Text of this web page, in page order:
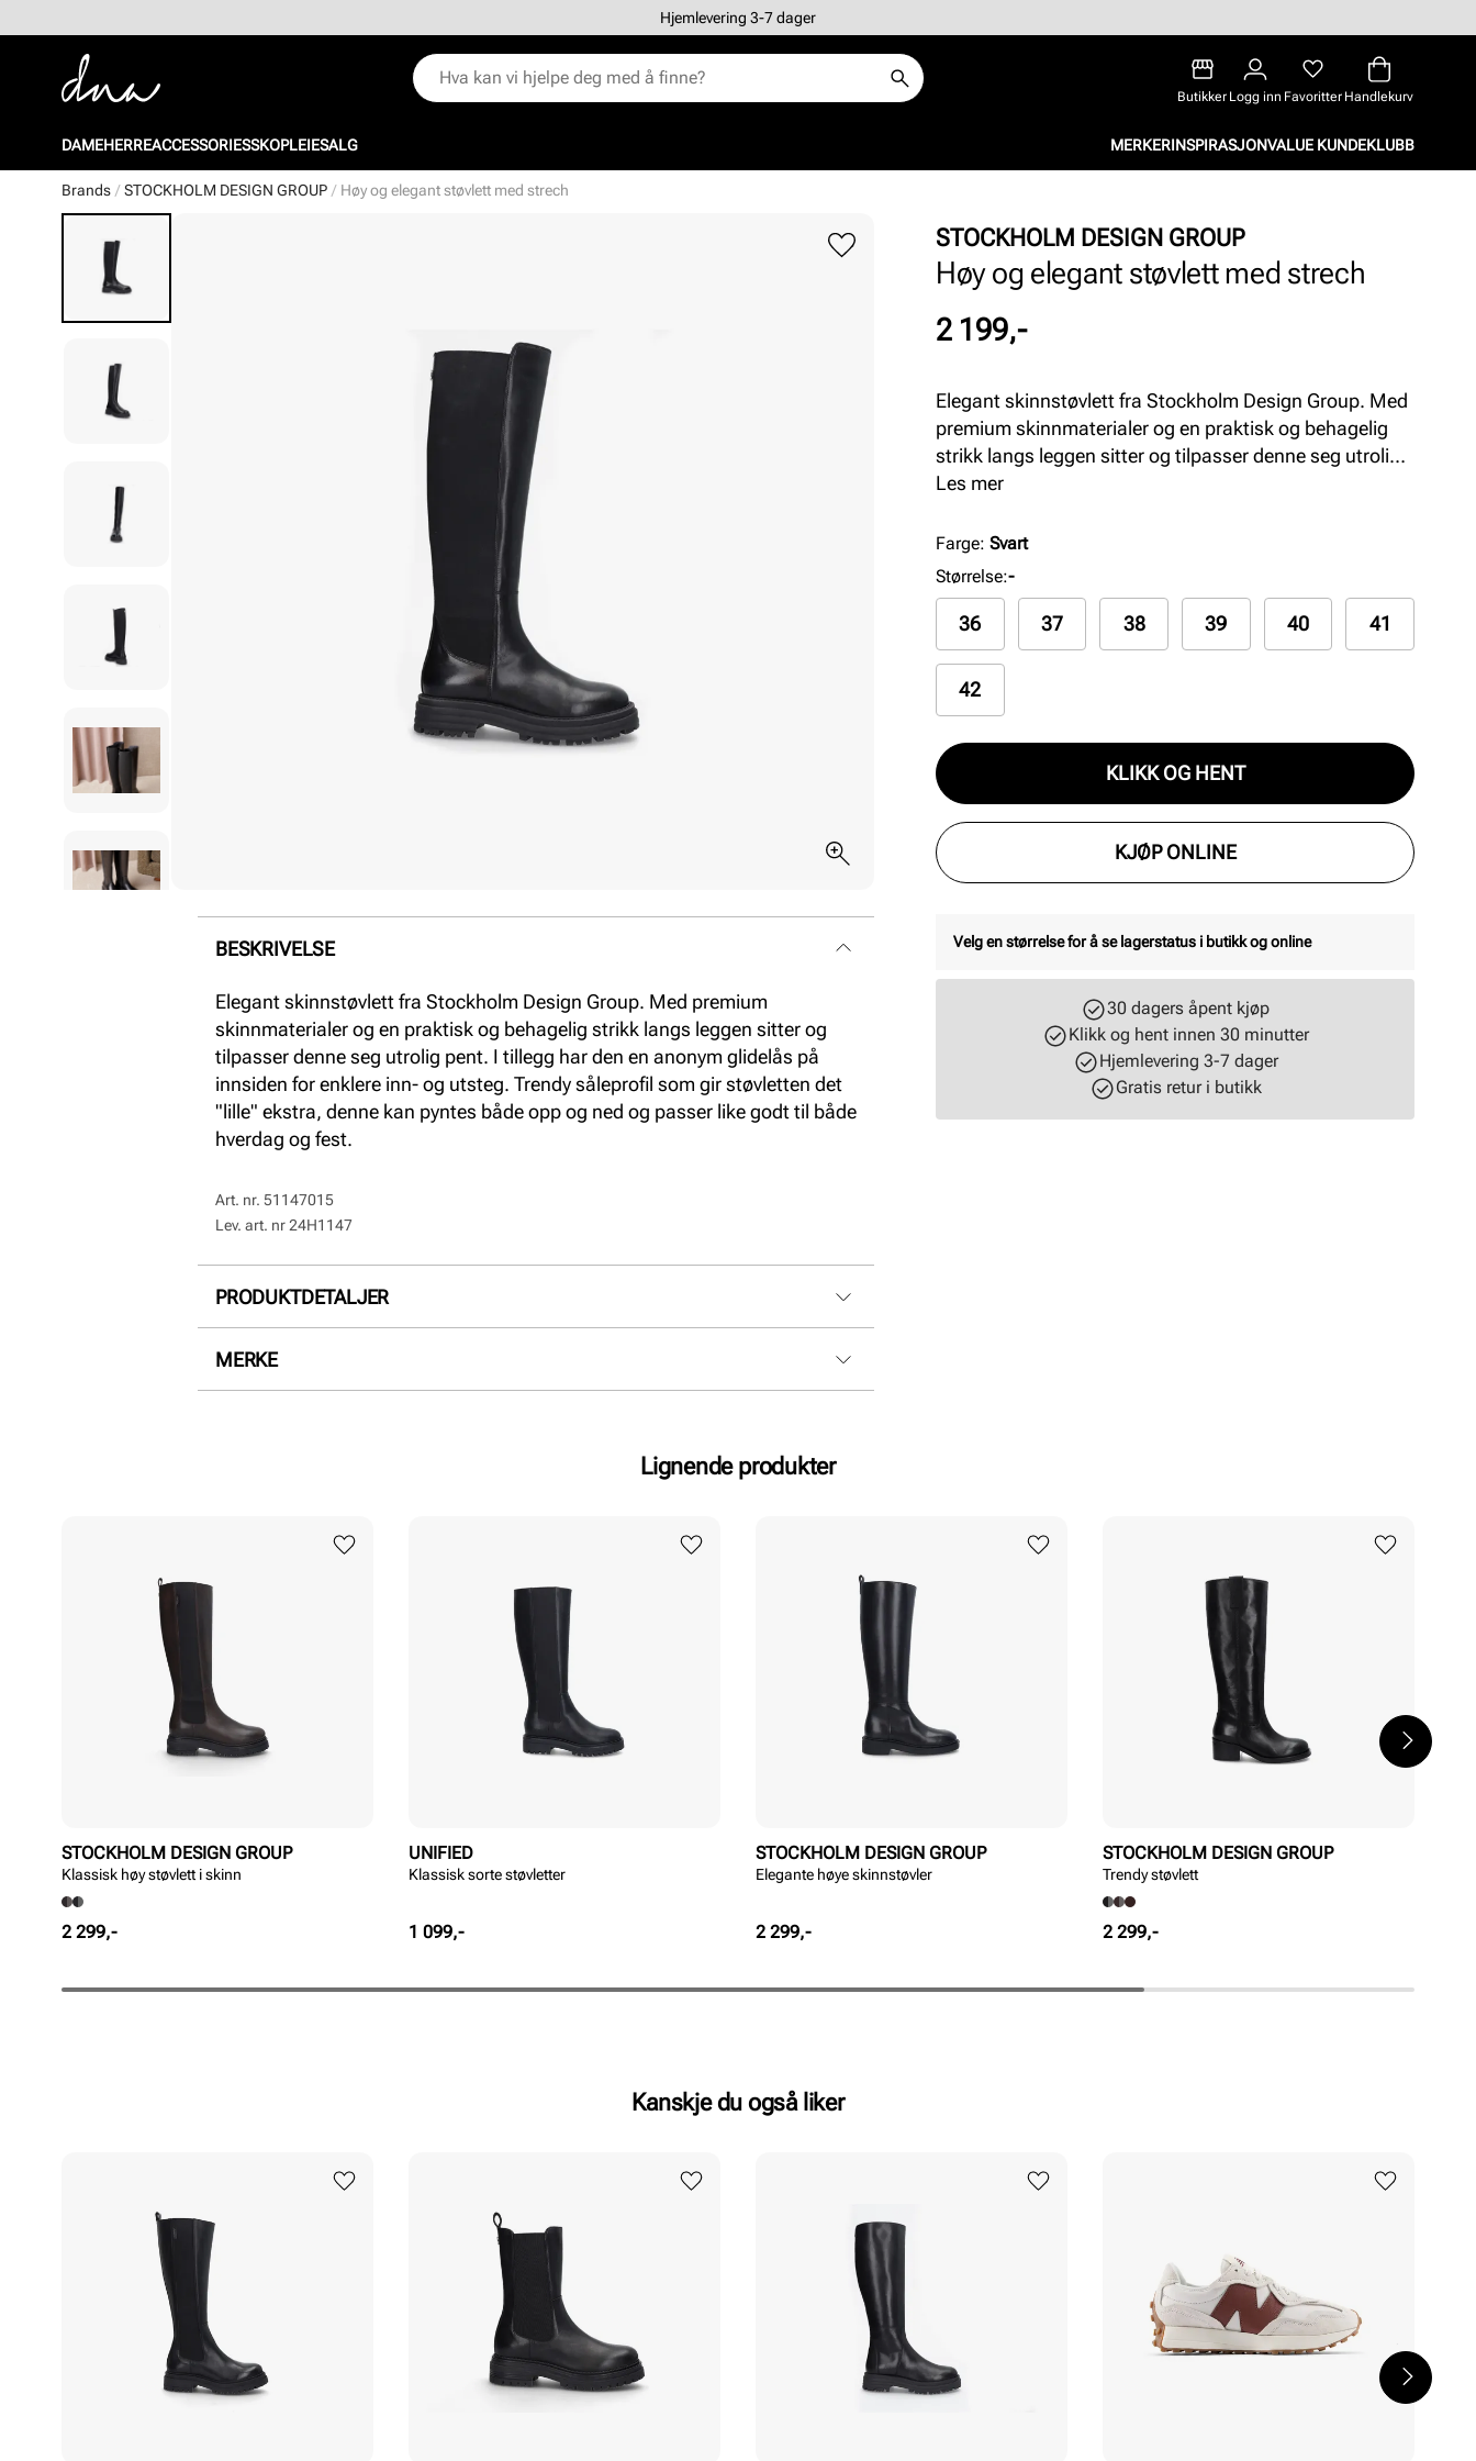
Hjemlevering 3-7 dager
Butikker Logg inn Favoritter Handlekurv
DAMEHERREACCESSORIESSKOPLEIESALG MERKERINSPIRASJONVALUE KUNDEKLUBB
Brands STOCKHOLM DESIGN GROUP Høy og elegant støvlett med strech
BESKRIVELSE
Elegant skinnstøvlett fra Stockholm Design Group. Med premium
skinnmaterialer og en praktisk og behagelig strikk langs leggen sitter og
tilpasser denne seg utrolig pent. I tillegg har den en anonym glidelås på
innsiden for enklere inn- og utsteg. Trendy såleprofil som gir støvletten det
"lille" ekstra, denne kan pyntes både opp og ned og passer like godt til både
hverdag og fest.
Art. nr. 51147015
Lev. art. nr24H1147
PRODUKTDETALJER
Overdel:
MERKE
STOCKHOLM DESIGN GROUP
Høy og elegant støvlett med strech
Pris
2 199,-
Elegant skinnstøvlett fra Stockholm Design Group. Med
premium skinnmaterialer og en praktisk og behagelig
strikk langs leggen sitter og tilpasser denne seg utrolig
pent. I tillegg har den en anonym glidelås på innsiden for
støvletten det "lille" ekstra, denne kan pyntes både opp
og ned og passer like godt til både hverdag og fest.
Les mer
Farge: Svart
Størrelse:-
36 37 38 39 40 41
42
KLIKK OG HENT
KJØP ONLINE
Velg en størrelse for å se lagerstatus i butikk og online
30 dagers åpent kjøp
Klikk og hent innen 30 minutter
Hjemlevering 3-7 dager
Gratis retur i butikk
Lignende produkter
STOCKHOLM DESIGN GROUP
Klassisk høy støvlett i skinn
Pris
2 299,-
UNIFIED
Klassisk sorte støvletter
Pris
1 099,-
STOCKHOLM DESIGN GROUP
Elegante høye skinnstøvler
Pris
2 299,-
STOCKHOLM DESIGN GROUP
Trendy støvlett
Pris
2 299,-
Kanskje du også liker